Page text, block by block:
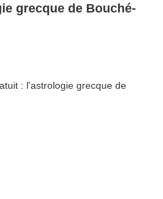
grecque de Bouché-